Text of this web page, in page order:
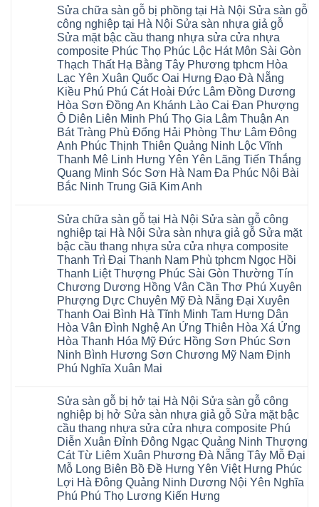
wood
đế
cao
su
IXPE
Hưng
Yên
Sài
Gòn
Ân
Thi
Hoàng
Mai
Hào
Tiên
Lữ
Từ
Liêm
Phù
Cừ
Thanh
Xuân
Kim
Động
Văn
Giang
Cầu
Giấy
Văn
Lâm
tphcm
Khoái
Châu
nhà
hà
nội
Ziccos
Flortex
black
Hobi
wood
Glotex
Kosmos
Hobi
wood
Charm
wood
đế
cao
su
IXPE
Phú
Trì
Thanh
Xuân
Đoan
Hùng
Thanh
Ba
Giấy
Hạ
Hòa
Cẩm
Khê
Tây
Hồ
Yên
Lập
Thanh
Ninh
hưng
yên
Lâm
Thao
Tam
Nông
hải
phòng
Thanh
Thủy
Hà
Nội
Sửa
sàn
giả
cong
vênh
Sửa
mặt
bậc
cầu
thang
nhựa
sửa
cửa
composite
tpHCM
Hoài
Đức
Bình
Dương
Thủ
Đức
Thanh
Xuân
Thái
Nguyên
Phú
Thọ
Bắc
Giang
Long
Biên
Hải
Dương
Bắc
Ninh
Gia
Lâm
Nam
Hà
Nội
Hưng
Yên
Đông
Anh
bình
luận
ở
Sửa
sàn
gỗ
cong
vênh
tại
Hà
Nội
Sửa
sàn
gỗ
công
nghiệp
tại
Hà
Nội
nhựa
giả
gỗ
cong
vênh
Sửa
mặt
bậc
cầu
thang
nhựa
sửa
cửa
nhựa
composite
hoài
đức
đan
thanh
ứng
hòa
long
biên
sài
gòn
đông
anh
sóc
sơn
Sửa chữa sàn gỗ bị phồng tại Hà Nội Sửa sàn gỗ
công nghiệp tại Hà Nội Sửa sàn nhựa giả gỗ
Sửa mặt bậc cầu thang nhựa sửa cửa nhựa
composite Phúc Thọ Phúc Lộc Hát Môn Sài Gòn
Thạch Thất Hạ Bằng Tây Phương tphcm Hòa
Lạc Yên Xuân Quốc Oai Hưng Đạo Đà Nẵng
Kiều Phú Phú Cát Hoài Đức Lâm Đồng Dương
Hòa Sơn Đồng An Khánh Lào Cai Đan Phượng
Ô Diên Liên Minh Phú Thọ Gia Lâm Thuận An
Bát Tràng Phù Đổng Hải Phòng Thư Lâm Đông
Anh Phúc Thịnh Thiên Quảng Ninh Lộc Vĩnh
Thanh Mê Linh Hưng Yên Yên Lãng Tiến Thắng
Quang Minh Sóc Sơn Hà Nam Đa Phúc Nội Bài
Bắc Ninh Trung Giã Kim Anh
bình
luận
ở
Sửa
chữa
sàn
bị
phồng
tại
Hà
Sửa
sàn
gỗ
công
nghiệp
Nội
Sửa
sàn
nhựa
giả
gỗ
Sửa
mặt
bậc
cầu
thang
nhựa
Sửa chữa sàn gỗ tại Hà Nội Sửa sàn gỗ công
nghiệp tại Hà Nội Sửa sàn nhựa giả gỗ Sửa mặt
bậc cầu thang nhựa sửa cửa nhựa composite
Thanh Trì Đại Thanh Nam Phù tphcm Ngọc Hồi
Thanh Liệt Thượng Phúc Sài Gòn Thường Tín
Chương Dương Hồng Vân Cần Thơ Phú Xuyên
Phượng Dực Chuyên Mỹ Đà Nẵng Đại Xuyên
Thanh Oai Bình Hà Tĩnh Minh Tam Hưng Dân
Hòa Vân Đình Nghệ An Ứng Thiên Hòa Xá Ứng
Hòa Thanh Hóa Mỹ Đức Hồng Sơn Phúc Sơn
Ninh Bình Hương Sơn Chương Mỹ Nam Định
Phú Nghĩa Xuân Mai
bình
luận
ở
Sửa
chữa
sàn
gỗ
tại
Hà
Nội
Sửa
Sửa sàn gỗ bị hở tại Hà Nội Sửa sàn gỗ công
nghiệp bị hở Sửa sàn nhựa giả gỗ Sửa mặt bậc
cầu thang nhựa sửa cửa nhựa composite Phú
Diễn Xuân Đỉnh Đông Ngạc Quảng Ninh Thượng
Cát Từ Liêm Xuân Phương Đà Nẵng Tây Mỗ Đại
Mỗ Long Biên Bồ Đề Hưng Yên Việt Hưng Phúc
Lợi Hà Đông Quảng Ninh Dương Nội Yên Nghĩa
Phú Phú Thọ Lương Kiến Hưng